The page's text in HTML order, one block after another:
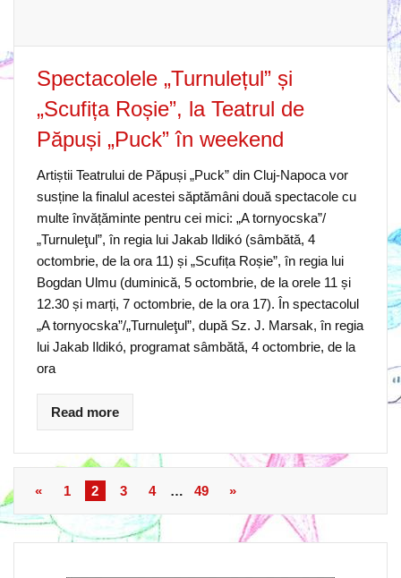
Spectacolele „Turnulețul” și
„Scufița Roșie”, la Teatrul de
Păpuși „Puck” în weekend
Artiștii Teatrului de Păpuși „Puck” din Cluj-Napoca vor
susține la finalul acestei săptămâni două spectacole cu
multe învățăminte pentru cei mici: „A tornyocska”/
„Turnuleţul”, în regia lui Jakab Ildikó (sâmbătă, 4
octombrie, de la ora 11) și „Scufița Roșie”, în regia lui
Bogdan Ulmu (duminică, 5 octombrie, de la orele 11 și
12.30 și marți, 7 octombrie, de la ora 17). În spectacolul
„A tornyocska”/„Turnuleţul”, după Sz. J. Marsak, în regia
lui Jakab Ildikó, programat sâmbătă, 4 octombrie, de la
ora
Read more
« 1 2 3 4 … 49 »